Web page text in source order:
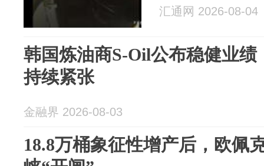
汇通网 2026-08-04
韩国炼油商S-Oil公布稳健业绩
持续紧张
金融界 2026-08-03
18.8万桶象征性增产后，欧佩